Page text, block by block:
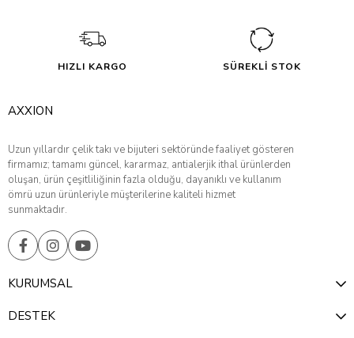
HIZLI KARGO SÜREKLİ STOK
AXXION
Uzun yıllardır çelik takı ve bijuteri sektöründe faaliyet gösteren
firmamız; tamamı güncel, kararmaz, antialerjik ithal ürünlerden
oluşan, ürün çeşitliliğinin fazla olduğu, dayanıklı ve kullanım
ömrü uzun ürünleriyle müşterilerine kaliteli hizmet
sunmaktadır.
KURUMSAL
DESTEK